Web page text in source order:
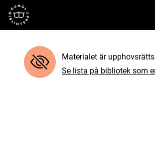
Till startsidan
Materialet är
Se lista på bibliotek som